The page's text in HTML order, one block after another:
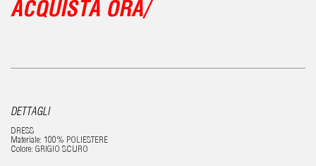
ACQUISTA ORA/
DETTAGLI
DRESS
Materiale: 100% POLIESTERE
Colore: GRIGIO SCURO